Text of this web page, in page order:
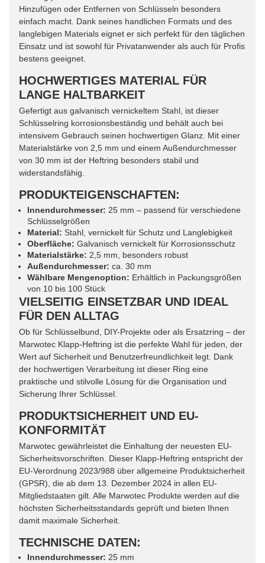
Hinzufügen oder Entfernen von Schlüsseln besonders
einfach macht. Dank seines handlichen Formats und des
langlebigen Materials eignet er sich perfekt für den täglichen
Einsatz und ist sowohl für Privatanwender als auch für Profis
bestens geeignet.
HOCHWERTIGES MATERIAL FÜR
LANGE HALTBARKEIT
Gefertigt aus galvanisch vernickeltem Stahl, ist dieser
Schlüsselring korrosionsbeständig und behält auch bei
intensivem Gebrauch seinen hochwertigen Glanz. Mit einer
Materialstärke von 2,5 mm und einem Außendurchmesser
von 30 mm ist der Heftring besonders stabil und
widerstandsfähig.
PRODUKTEIGENSCHAFTEN:
Innendurchmesser: 25 mm – passend für verschiedene
Schlüsselgrößen
Material: Stahl, vernickelt für Schutz und Langlebigkeit
Oberfläche: Galvanisch vernickelt für Korrosionsschutz
Materialstärke: 2,5 mm, besonders robust
Außendurchmesser: ca. 30 mm
Wählbare Mengenoption: Erhältlich in Packungsgrößen
von 10 bis 100 Stück
VIELSEITIG EINSETZBAR UND IDEAL
FÜR DEN ALLTAG
Ob für Schlüsselbund, DIY-Projekte oder als Ersatzring – der
Marwotec Klapp-Heftring ist die perfekte Wahl für jeden, der
Wert auf Sicherheit und Benutzerfreundlichkeit legt. Dank
der hochwertigen Verarbeitung ist dieser Ring eine
praktische und stilvolle Lösung für die Organisation und
Sicherung Ihrer Schlüssel.
PRODUKTSICHERHEIT UND EU-
KONFORMITÄT
Marwotec gewährleistet die Einhaltung der neuesten EU-
Sicherheitsvorschriften. Dieser Klapp-Heftring entspricht der
EU-Verordnung 2023/988 über allgemeine Produktsicherheit
(GPSR), die ab dem 13. Dezember 2024 in allen EU-
Mitgliedstaaten gilt. Alle Marwotec Produkte werden auf die
höchsten Sicherheitsstandards geprüft und bieten Ihnen
damit maximale Sicherheit.
TECHNISCHE DATEN:
Innendurchmesser: 25 mm